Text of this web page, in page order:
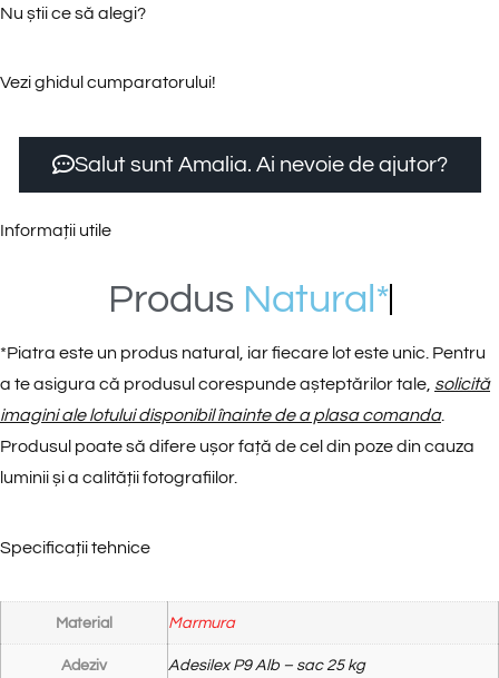
Nu știi ce să alegi?
Vezi ghidul cumparatorului!
Salut sunt Amalia. Ai nevoie de ajutor?
Informații utile
Produs Natura *
*Piatra este un produs natural, iar fiecare lot este unic. Pentru
a te asigura că produsul corespunde așteptărilor tale, solicită
imagini ale lotului disponibil înainte de a plasa comanda.
Produsul poate să difere ușor față de cel din poze din cauza
luminii și a calității fotografiilor.
Specificații tehnice
Material Marmura
Adeziv Adesilex P9 Alb – sac 25 kg